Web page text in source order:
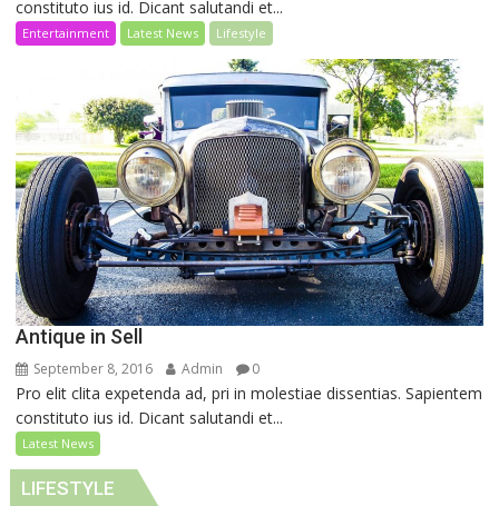
constituto ius id. Dicant salutandi et...
Entertainment Latest News Lifestyle
Antique in Sell
September 8, 2016 Admin 0
Pro elit clita expetenda ad, pri in molestiae dissentias. Sapientem
constituto ius id. Dicant salutandi et...
Latest News
LIFESTYLE